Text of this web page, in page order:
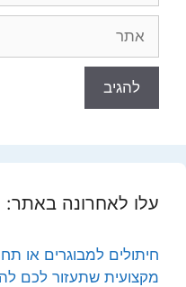
עלו לאחרונה באתר:
חיתולים למבוגרים או
מקצועית שתעזור לכם